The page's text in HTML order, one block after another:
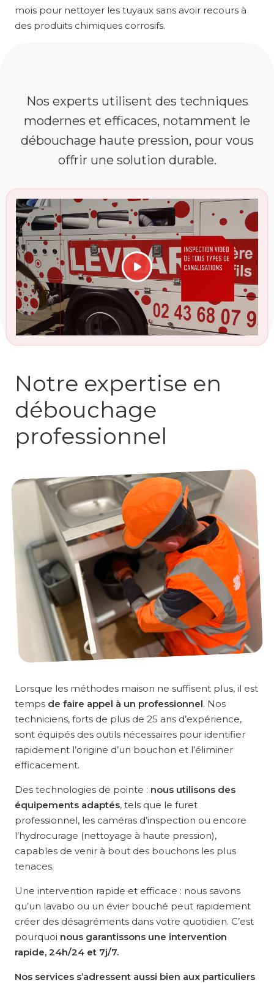
mois pour nettoyer les tuyaux sans avoir recours à
des produits chimiques corrosifs.
Nos experts utilisent des techniques
modernes et efficaces, notamment le
débouchage haute pression, pour vous
offrir une solution durable.
Notre expertise en
débouchage
professionnel
Lorsque les méthodes maison ne suffisent plus, il est
temps de faire appel à un professionnel. Nos
techniciens, forts de plus de 25 ans d’expérience,
sont équipés des outils nécessaires pour identifier
rapidement l’origine d’un bouchon et l’éliminer
efficacement.
Des technologies de pointe : nous utilisons des
équipements adaptés, tels que le furet
professionnel, les caméras d’inspection ou encore
l’hydrocurage (nettoyage à haute pression),
capables de venir à bout des bouchons les plus
tenaces.
Une intervention rapide et efficace : nous savons
qu’un lavabo ou un évier bouché peut rapidement
créer des désagréments dans votre quotidien. C’est
pourquoi nous garantissons une intervention
rapide, 24h/24 et 7j/7.
Nos services s’adressent aussi bien aux particuliers